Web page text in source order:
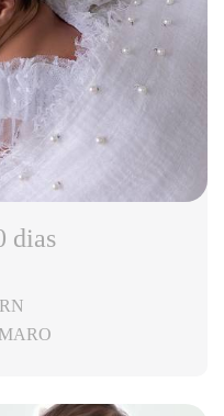
dias